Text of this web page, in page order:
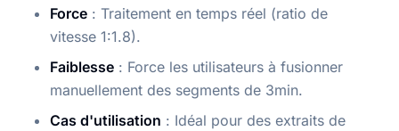
Force : Traitement en temps réel (ratio de
vitesse 1:1.8).
Faiblesse : Force les utilisateurs à fusionner
manuellement des segments de 3min.
Cas d'utilisation : Idéal pour des extraits de